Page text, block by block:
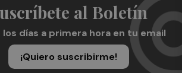
al Boletín
los días a primera hora en tu email
¡Quiero suscribirme!